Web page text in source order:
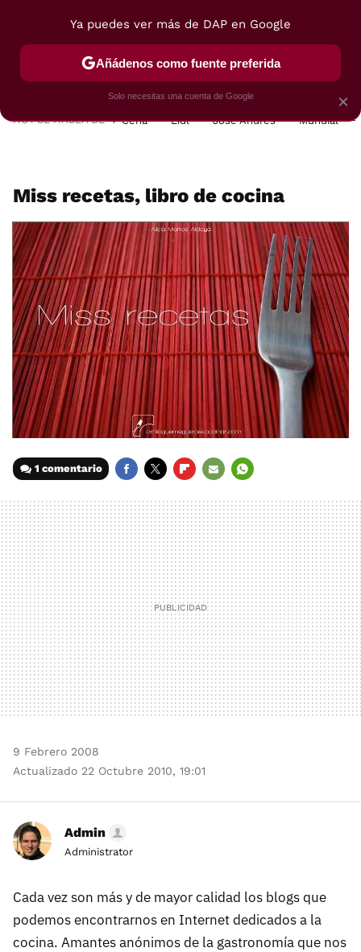
POSTRES VIAJES SELECCIÓN VEGUI
HOY SE HABLA DE Cena Lidl José Andrés Mundial
Miss recetas, libro de cocina
1 comentario
MAIL
9 Febrero 2008
Actualizado 22 Octubre 2010, 19:01
Admin
Administrator
Cada vez son más y de mayor calidad los blogs que
podemos encontrarnos en Internet dedicados a la
cocina. Amantes anónimos de la gastronomía que nos
×
Ya puedes ver más de DAP en Google
Añádenos como fuente preferida
Solo necesitas una cuenta de Google